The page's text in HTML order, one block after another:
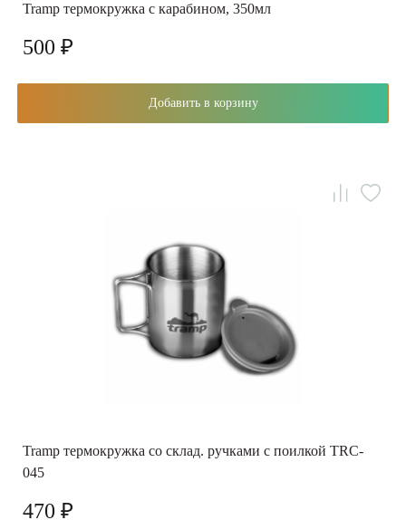
Tramp термокружка с карабином, 350мл
500 ₽
Добавить в корзину
Tramp термокружка со склад. ручками с поилкой TRC-
045
470 ₽